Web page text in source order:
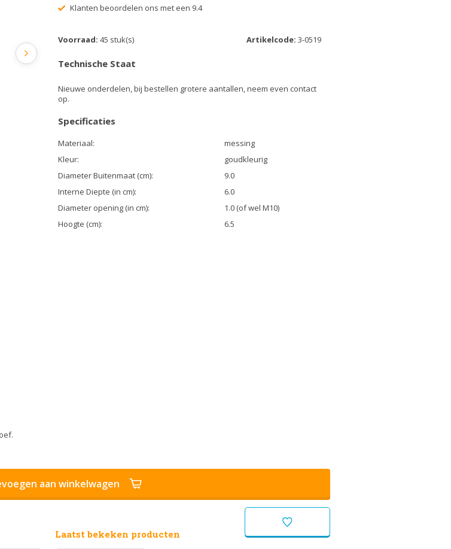
Klanten beoordelen ons met een 9.4
Voorraad: 45 stuk(s) Artikelcode: 3-0519
Technische Staat
Nieuwe onderdelen, bij bestellen grotere aantallen, neem even contact
op.
Specificaties
Materiaal:
messing
Kleur:
goudkleurig
Diameter Buitenmaat (cm):
9.0
Interne Diepte (in cm):
6.0
Diameter opening (in cm):
1.0 (of wel M10)
Hoogte (cm):
6.5
aan winkelwagen
Laatst bekeken producten